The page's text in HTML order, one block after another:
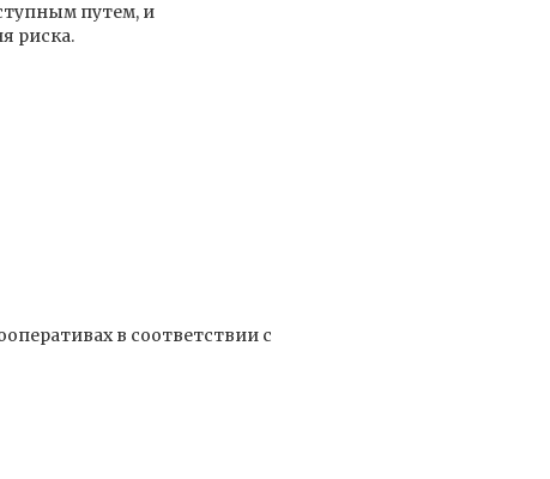
путем, и
риска.
в соответствии с